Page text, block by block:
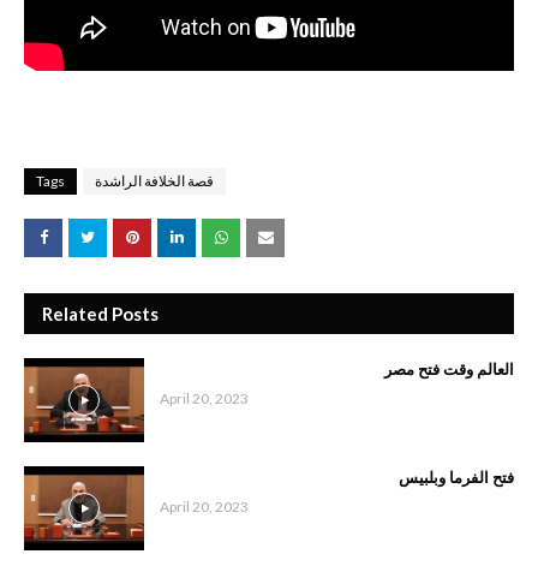
Tags قصة الخلافة الراشدة
Related Posts
العالم وقت فتح مصر
April 20, 2023
فتح الفرما وبلبيس
April 20, 2023